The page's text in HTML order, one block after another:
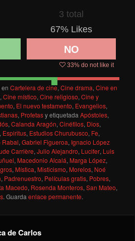
3 total
67% Likes
NO
33% do not like it
enCartelera de cine,Cine drama,Cine en
,Cine místico,Cine religioso,Cine y
, El nuevo testamento, Evangelios,
, Profetasy etiquetadaApóstoles,
,Calanda Aragón,Cinéfilos, Dios,
, Espiritus, Estudios Churubusco, Fe,
Rabal,Gabriel Figueroa, Ignacio López
Carrière,Julio Alejandro, Lucifer, Luis
, Macedonio Alcalá, Marga López,
, Mística, Misticismo, Morelos, Noé
, Padrenuestro, Películas gratis, Pobres,
Macedo, Rosenda Monteros,San Mateo,
. Guardaenlace permanente.
de Carlos